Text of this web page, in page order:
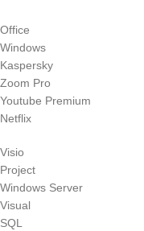
Office
Windows
Kaspersky
Zoom Pro
Youtube Premium
Netflix
Visio
Project
Windows Server
Visual
SQL